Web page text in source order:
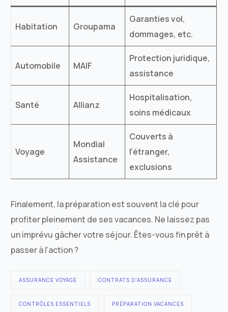
Habitation Groupama
Garanties vol,
dommages, etc.
Automobile MAIF
Protection juridique,
assistance
Santé Allianz
Hospitalisation,
soins médicaux
Voyage
Mondial
Assistance
Couverts à
l’étranger,
exclusions
Finalement, la préparation est souvent la clé pour
profiter pleinement de ses vacances. Ne laissez pas
un imprévu gâcher votre séjour. Êtes-vous fin prêt à
passer à l’action ?
ASSURANCE VOYAGE CONTRATS D'ASSURANCE
CONTRÔLES ESSENTIELS PRÉPARATION VACANCES